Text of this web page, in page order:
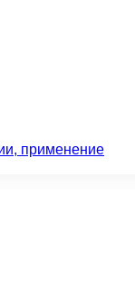
применение